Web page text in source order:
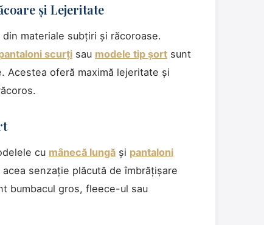
și Lejeritate
materiale subțiri și răcoroase.
scurți sau modele tip șort sunt
Acestea oferă maximă lejeritate și
cu mânecă lungă și pantaloni
senzație plăcută de îmbrățișare
bumbacul gros, fleece-ul sau